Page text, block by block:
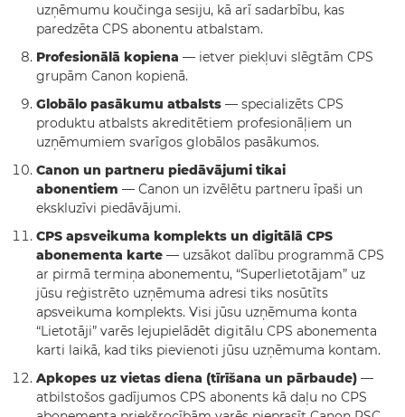
uzņēmumu koučinga sesiju, kā arī sadarbību, kas
paredzēta CPS abonentu atbalstam.
Profesionālā kopiena — ietver piekļuvi slēgtām CPS
grupām Canon kopienā.
Globālo pasākumu atbalsts — specializēts CPS
produktu atbalsts akreditētiem profesionāļiem un
uzņēmumiem svarīgos globālos pasākumos.
Canon un partneru piedāvājumi tikai
abonentiem — Canon un izvēlētu partneru īpaši un
ekskluzīvi piedāvājumi.
CPS apsveikuma komplekts un digitālā CPS
abonementa karte — uzsākot dalību programmā CPS
ar pirmā termiņa abonementu, “Superlietotājam” uz
jūsu reģistrēto uzņēmuma adresi tiks nosūtīts
apsveikuma komplekts. Visi jūsu uzņēmuma konta
“Lietotāji” varēs lejupielādēt digitālu CPS abonementa
karti laikā, kad tiks pievienoti jūsu uzņēmuma kontam.
Apkopes uz vietas diena (tīrīšana un pārbaude) —
atbilstošos gadījumos CPS abonents kā daļu no CPS